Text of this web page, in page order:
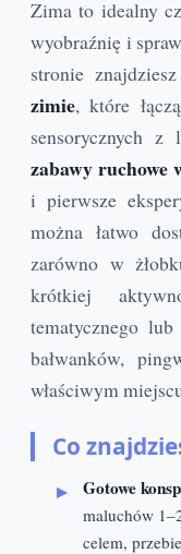
Zima to idealny
wyobraźnię i
stronie
zimie, które
sensorycznych
zabawy ruchowe
i pierwsze
można łatwo
zarówno w
krótkiej
tematycznego
bałwanków,
właściwym
Co
Gotowe
maluchów
celem,